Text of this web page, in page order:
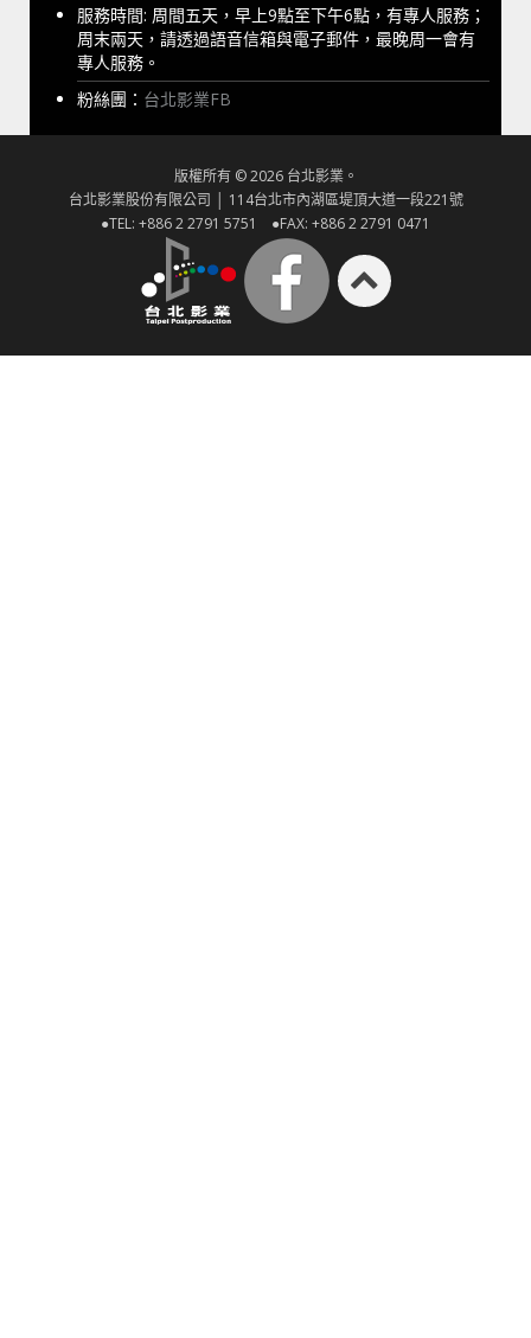
服務時間: 周間五天，早上9點至下午6點，有專人服務；
周末兩天，請透過語音信箱與電子郵件，最晚周一會有
專人服務。
粉絲團： 台北影業FB
版權所有 © 2026 台北影業。
台北影業股份有限公司 │ 114台北市內湖區堤頂大道一段221號
●TEL: +886 2 2791 5751 ●FAX: +886 2 2791 0471